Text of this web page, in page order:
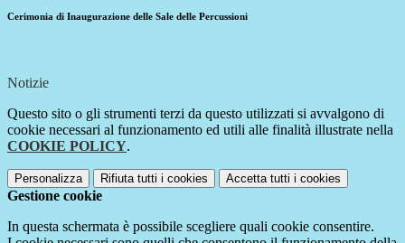
Cerimonia di Inaugurazione delle Sale delle Percussioni
Notizie
Questo sito o gli strumenti terzi da questo utilizzati si avvalgono di
cookie necessari al funzionamento ed utili alle finalità illustrate nella
COOKIE POLICY.
Personalizza Rifiuta tutti i cookies Accetta tutti i cookies
Gestione cookie
In questa schermata è possibile scegliere quali cookie consentire.